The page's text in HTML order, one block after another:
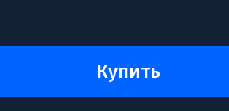
купить